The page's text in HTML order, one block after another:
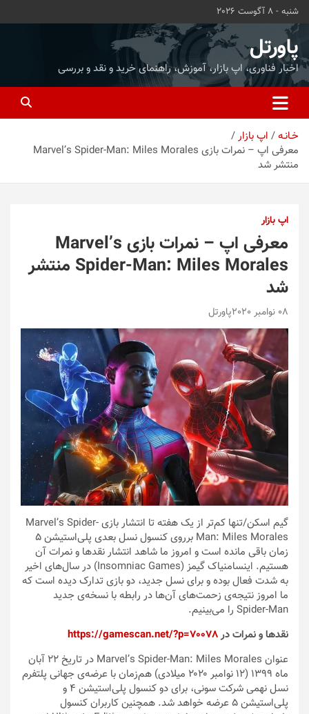
محتوا
بروید
شنبه - 8 آگوست 2026
پاورتل
اخبار فناوری، اپ بازار، آموزش، راهنمای خرید و نقد و بررسی
خـانـه
اپ بازار
معرفی اپ – نمرات بازی Marvel’s Spider-Man: Miles Morales
منتشر شد
اپ بازار
معرفی اپ – نمرات بازی Marvel’s
Spider-Man: Miles Morales منتشر
شد
08 نوامبر 2020 پاورتل
گیم اسکن
/تنها کم‌تر از یک هفته تا انتشار بازی Marvel’s Spider-
Man: Miles Morales برروی کنسول نسل بعدی پلی‌استیشن ۵
زمان باقی مانده است و امروز ما شاهد انتشار نقدها و نمرات آن
هستیم. اینسامنیاک گیمز (Insomniac Games) در سال‌های اخیر
به شدت فعال بوده و برای نسل جدید، دو بازی تدارک دیده است که
ما امروز نتیجه‌ی زحمت‌های آن‌ها در رابطه با نسخه‌ی جدید
Spider-Man را می‌بینیم.
نقدها و نمرات درhttps://gamescan.net/?p=70078
عنوان Marvel’s Spider-Man: Miles Morales در تاریخ ۲۲ آبان
ماه ۱۳۹۹ (۱۲ نوامبر ۲۰۲۰ میلادی) هم‌زمان با عرضه‌ی جهانی پلتفرم
نسل نهمی شرکت سونی، برای دو کنسول پلی‌استیشن ۴ و
پلی‌استیشن ۵ عرضه خواهد شد. همچنین کاربران کنسول